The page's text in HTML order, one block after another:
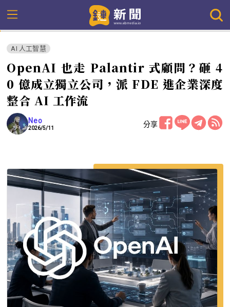
AI 人工智慧
OpenAI 也走 Palantir 式顧問？砸 4
0 億成立獨立公司，派 FDE 進企業深度
整合 AI 工作流
Neo
2026/5/11 分享